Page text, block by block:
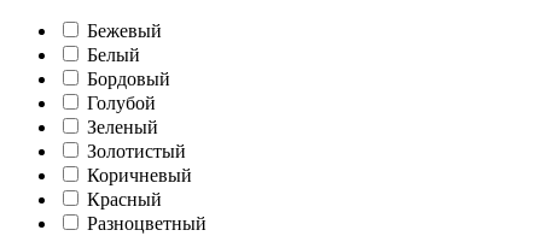
Бежевый
Белый
Бордовый
Голубой
Зеленый
Золотистый
Коричневый
Красный
Разноцветный